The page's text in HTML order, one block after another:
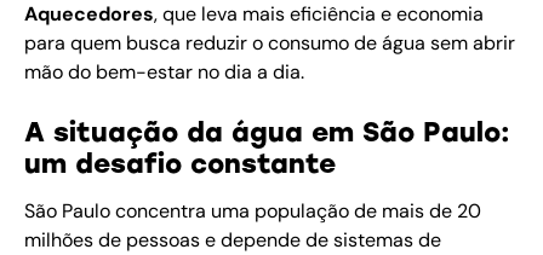
Aquecedores, que leva mais eficiência e economia
para quem busca reduzir o consumo de água sem abrir
mão do bem-estar no dia a dia.
A situação da água em São Paulo:
um desafio constante
São Paulo concentra uma população de mais de 20
milhões de pessoas e depende de sistemas de